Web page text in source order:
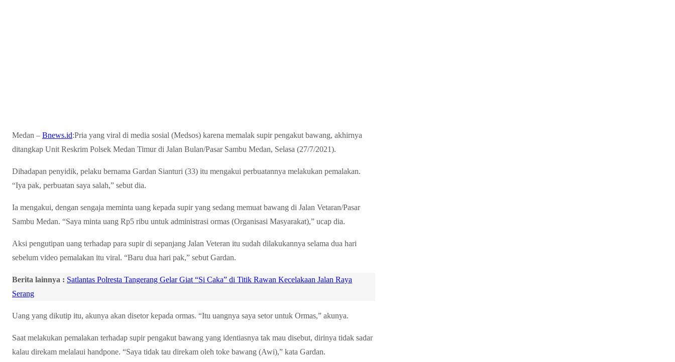
Medan – Bnews.id:Pria yang viral di media sosial (Medsos) karena memalak supir pengakut bawang, akhirnya
ditangkap Unit Reskrim Polsek Medan Timur di Jalan Bulan/Pasar Sambu Medan, Selasa (27/7/2021).
Dihadapan penyidik, pelaku bernama Gardan Sianturi (33) itu mengakui perbuatannya melakukan pemalakan.
“Iya pak, perbuatan saya salah,” sebut dia.
Ia mengakui, dengan sengaja meminta uang kepada supir yang sedang memuat bawang di Jalan Vetaran/Pasar
Sambu Medan. “Saya minta uang Rp5 ribu untuk administrasi ormas (Organisasi Masyarakat),” ucap dia.
Aksi pengutipan uang terhadap para supir di sepanjang Jalan Veteran itu sudah dilakukannya selama dua hari
sebelum video pemalakan itu viral. “Baru dua hari pak,” sebut Gardan.
Berita lainnya : Satlantas Polresta Tangerang Gelar Giat “Si Caka” di Titik Rawan Kecelakaan Jalan Raya
Serang
Uang yang dikutip itu, akunya akan disetor kepada ormas. “Itu uangnya saya setor untuk Ormas,” akunya.
Saat melakukan pemalakan terhadap supir pengakut bawang yang identiasnya tak mau disebut, dirinya tidak sadar
kalau direkam melalaui handpone. “Saya tidak tau direkam oleh toke bawang (Awi),” kata Gardan.